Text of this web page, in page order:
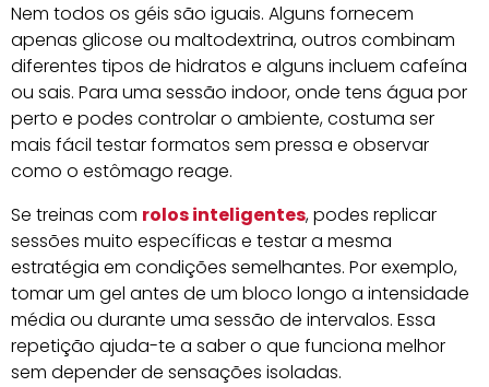
Nem todos os géis são iguais. Alguns fornecem
apenas glicose ou maltodextrina, outros combinam
diferentes tipos de hidratos e alguns incluem cafeína
ou sais. Para uma sessão indoor, onde tens água por
perto e podes controlar o ambiente, costuma ser
mais fácil testar formatos sem pressa e observar
como o estômago reage.
Se treinas com rolos inteligentes, podes replicar
sessões muito específicas e testar a mesma
estratégia em condições semelhantes. Por exemplo,
tomar um gel antes de um bloco longo a intensidade
média ou durante uma sessão de intervalos. Essa
repetição ajuda-te a saber o que funciona melhor
sem depender de sensações isoladas.